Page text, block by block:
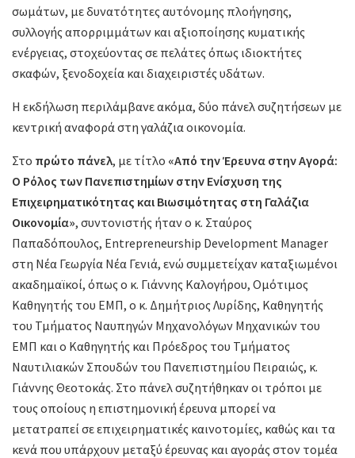
σωμάτων, με δυνατότητες αυτόνομης πλοήγησης,
συλλογής απορριμμάτων και αξιοποίησης κυματικής
ενέργειας, στοχεύοντας σε πελάτες όπως ιδιοκτήτες
σκαφών, ξενοδοχεία και διαχειριστές υδάτων.
Η εκδήλωση περιλάμβανε ακόμα, δύο πάνελ συζητήσεων με
κεντρική αναφορά στη γαλάζια οικονομία.
Στο πρώτο πάνελ, με τίτλο «Από την Έρευνα στην Αγορά:
Ο Ρόλος των Πανεπιστημίων στην Ενίσχυση της
Επιχειρηματικότητας και Βιωσιμότητας στη Γαλάζια
Οικονομία», συντονιστής ήταν ο κ. Σταύρος
Παπαδόπουλος, Entrepreneurship Development Manager
στη Νέα Γεωργία Νέα Γενιά, ενώ συμμετείχαν καταξιωμένοι
ακαδημαϊκοί, όπως ο κ. Γιάννης Καλογήρου, Ομότιμος
Καθηγητής του ΕΜΠ, ο κ. Δημήτριος Λυρίδης, Καθηγητής
του Τμήματος Ναυπηγών Μηχανολόγων Μηχανικών του
ΕΜΠ και ο Καθηγητής και Πρόεδρος του Τμήματος
Ναυτιλιακών Σπουδών του Πανεπιστημίου Πειραιώς, κ.
Γιάννης Θεοτοκάς. Στο πάνελ συζητήθηκαν οι τρόποι με
τους οποίους η επιστημονική έρευνα μπορεί να
μετατραπεί σε επιχειρηματικές καινοτομίες, καθώς και τα
κενά που υπάρχουν μεταξύ έρευνας και αγοράς στον τομέα